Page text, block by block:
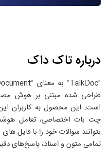
درباره تاک داک
طراحی شده مبتنی بر هوش
است. این محصول به کاربران این
چت بات اختصاصی، تعامل
بتوانند سوالات خود را با فایل
تمامی متون و اسناد، پاسخ‌های